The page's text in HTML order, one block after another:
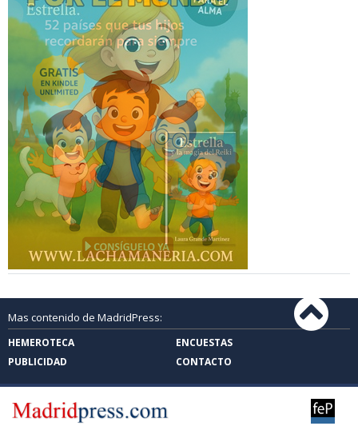
Mas contenido de MadridPress:
HEMEROTECA
ENCUESTAS
PUBLICIDAD
CONTACTO